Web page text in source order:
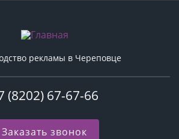
рекламы в Череповце
(8202) 67-67-66
Заказать звонок